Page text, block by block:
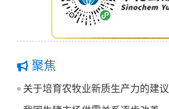
聚焦
关于培育农牧业新质生产力的建议